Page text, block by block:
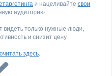
и нацеливайте свои
аудиторию
видеть только нужные люди,
и снизит цену
здесь.